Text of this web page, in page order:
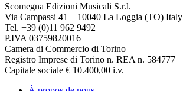
Scomegna Edizioni Musicali S.r.l.
Via Campassi 41 – 10040 La Loggia (TO) Italy
Tel. +39 (0)11 962 9492
P.IVA 03759820016
Camera di Commercio di Torino
Registro Imprese di Torino n. REA n. 584777
Capitale sociale € 10.400,00 i.v.